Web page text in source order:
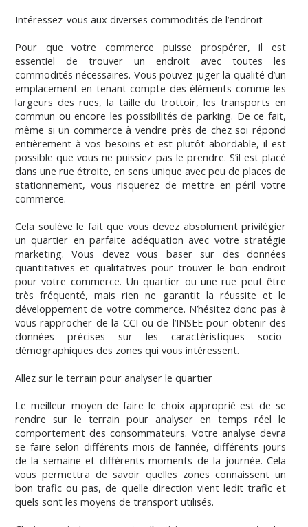
Intéressez-vous aux diverses commodités de l’endroit
Pour que votre commerce puisse prospérer, il est
essentiel de trouver un endroit avec toutes les
commodités nécessaires. Vous pouvez juger la qualité d’un
emplacement en tenant compte des éléments comme les
largeurs des rues, la taille du trottoir, les transports en
commun ou encore les possibilités de parking. De ce fait,
même si un commerce à vendre près de chez soi répond
entièrement à vos besoins et est plutôt abordable, il est
possible que vous ne puissiez pas le prendre. S’il est placé
dans une rue étroite, en sens unique avec peu de places de
stationnement, vous risquerez de mettre en péril votre
commerce.
Cela soulève le fait que vous devez absolument privilégier
un quartier en parfaite adéquation avec votre stratégie
marketing. Vous devez vous baser sur des données
quantitatives et qualitatives pour trouver le bon endroit
pour votre commerce. Un quartier ou une rue peut être
très fréquenté, mais rien ne garantit la réussite et le
développement de votre commerce. N’hésitez donc pas à
vous rapprocher de la CCI ou de l’INSEE pour obtenir des
données précises sur les caractéristiques socio-
démographiques des zones qui vous intéressent.
Allez sur le terrain pour analyser le quartier
Le meilleur moyen de faire le choix approprié est de se
rendre sur le terrain pour analyser en temps réel le
comportement des consommateurs. Votre analyse devra
se faire selon différents mois de l’année, différents jours
de la semaine et différents moments de la journée. Cela
vous permettra de savoir quelles zones connaissent un
bon trafic ou pas, de quelle direction vient ledit trafic et
quels sont les moyens de transport utilisés.